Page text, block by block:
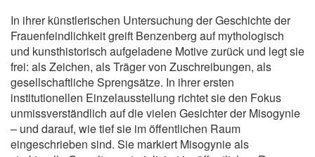
In ihrer künstlerischen Untersuchung der Geschichte der
Frauenfeindlichkeit greift Benzenberg auf mythologisch
und kunsthistorisch aufgeladene Motive zurück und legt sie
frei: als Zeichen, als Träger von Zuschreibungen, als
gesellschaftliche Sprengsätze. In ihrer ersten
institutionellen Einzelausstellung richtet sie den Fokus
unmissverständlich auf die vielen Gesichter der Misogynie
– und darauf, wie tief sie im öffentlichen Raum
eingeschrieben sind. Sie markiert Misogynie als